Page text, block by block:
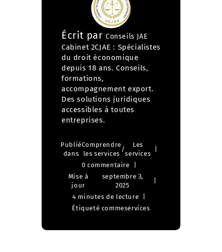
Écrit par Conseils JAE
Cabinet 2CJAE : Spécialistes
du droit économique
depuis 18 ans. Conseils,
formations,
accompagnement export.
Des solutions juridiques
accessibles à toutes
entreprises.
Publié
dans
Comprendre
les services
/
Les
services
0 commentaire
Mise à
jour
septembre 3,
2025
4 minutes de lecture
Étiqueté commeservices